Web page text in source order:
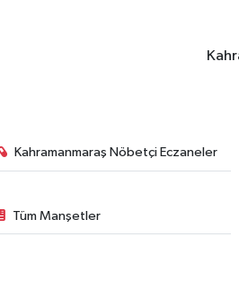
Kahramanmaraş Nöbetçi Eczaneler
Tüm Manşetler